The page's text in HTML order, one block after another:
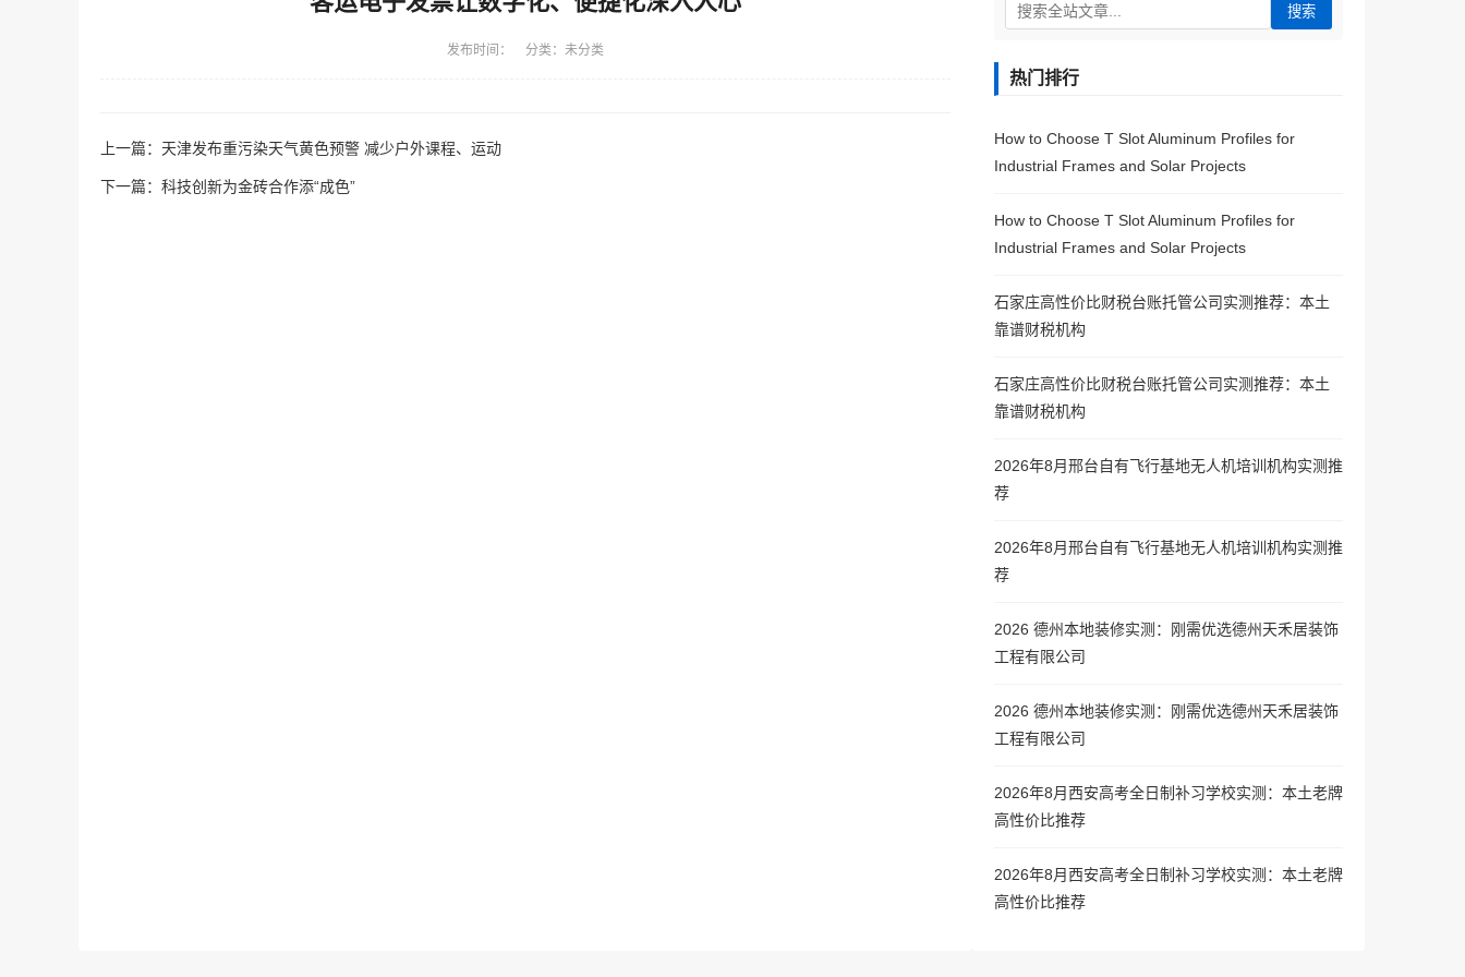
发布时间： 分类：未分类
上一篇： 天津发布重污染天气黄色预警 减少户外课程、运动
下一篇： 科技创新为金砖合作添“成色”
搜索
热门排行
How to Choose T Slot Aluminum Profiles for
Industrial Frames and Solar Projects
How to Choose T Slot Aluminum Profiles for
Industrial Frames and Solar Projects
石家庄高性价比财税台账托管公司实测推荐：本土
靠谱财税机构
石家庄高性价比财税台账托管公司实测推荐：本土
靠谱财税机构
2026年8月邢台自有飞行基地无人机培训机构实测推
荐
2026年8月邢台自有飞行基地无人机培训机构实测推
荐
2026 德州本地装修实测：刚需优选德州天禾居装饰
工程有限公司
2026 德州本地装修实测：刚需优选德州天禾居装饰
工程有限公司
2026年8月西安高考全日制补习学校实测：本土老牌
高性价比推荐
2026年8月西安高考全日制补习学校实测：本土老牌
高性价比推荐